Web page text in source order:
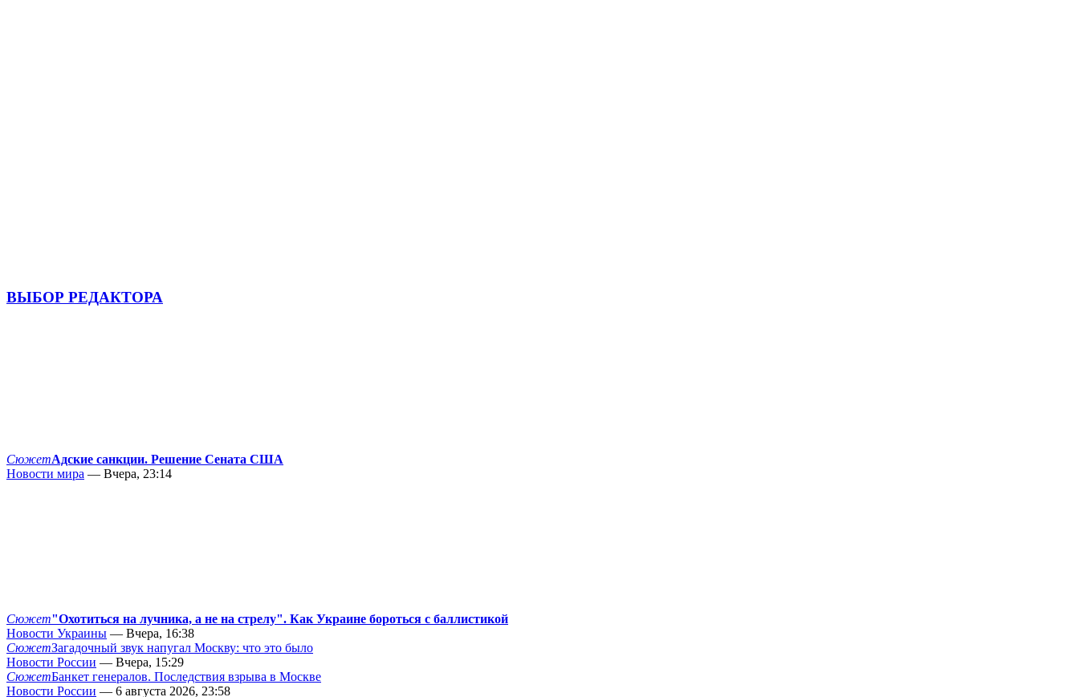
ВЫБОР РЕДАКТОРА
СюжетАдские санкции. Решение Сената США
Новости мира — Вчера, 23:14
Сюжет"Охотиться на лучника, а не на стрелу". Как Украине бороться с баллистикой
Новости Украины — Вчера, 16:38
СюжетЗагадочный звук напугал Москву: что это было
Новости России — Вчера, 15:29
СюжетБанкет генералов. Последствия взрыва в Москве
Новости России — 6 августа 2026, 23:58